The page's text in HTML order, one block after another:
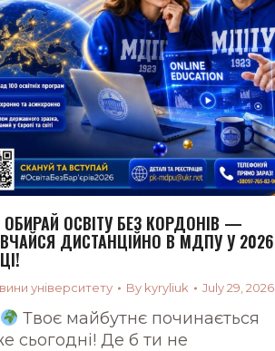
ОБИРАЙ ОСВІТУ БЕЗ КОРДОНІВ —
ДИСТАНЦІЙНО В МДПУ У 2026
університету By kyryliuk July 29, 2026
Твоє майбутнє починається
сьогодні! Де б ти не